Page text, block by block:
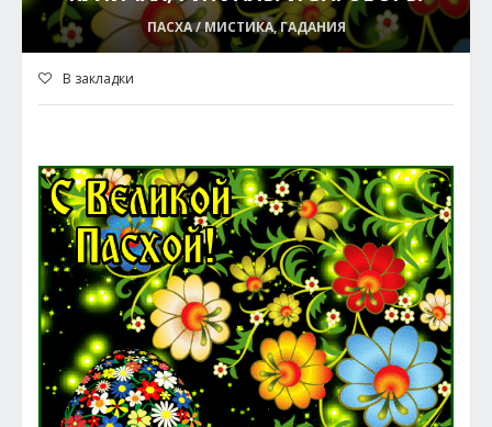
ПАСХА / МИСТИКА, ГАДАНИЯ
В закладки